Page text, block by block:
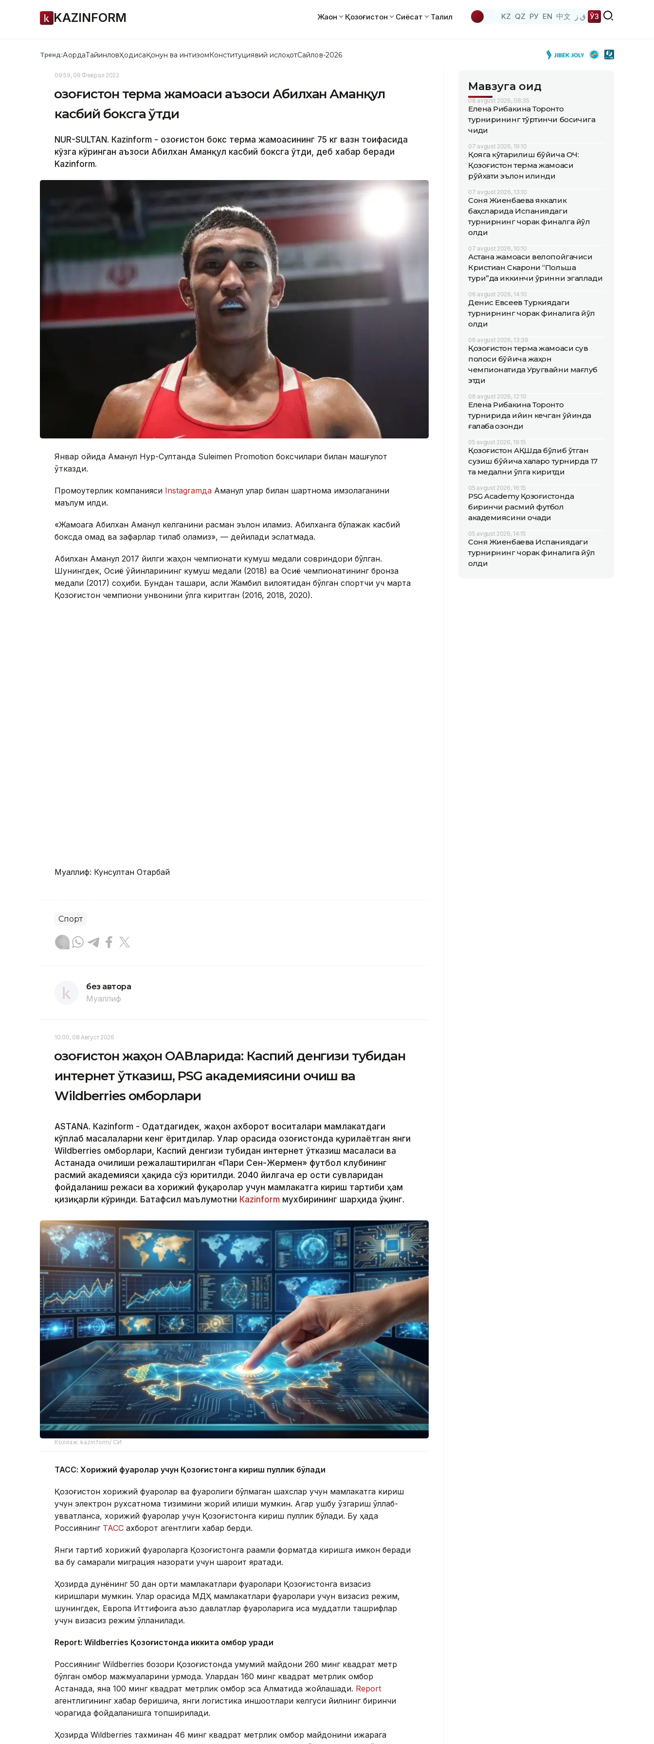
KAZINFORM Жаҳон Қозоғистон Сиёсат Таҳлил KZ QZ РУ EN 中文 ق ز ЎЗ
Тренд:АқордаТайинловҲодисаҚонун ва интизомКонституциявий ислоҳотСайлов-2026
09:59, 09 Феврал 2022
Қозоғистон терма жамоаси аъзоси Абилхан Аманқул
касбий боксга ўтди
NUR-SULTAN. Кazinform - Қозоғистон бокс терма жамоасининг 75 кг вазн тоифасида
кўзга кўринган аъзоси Абилхан Аманқул касбий боксга ўтди, деб хабар беради
Kazinform.
Январ ойида Аманқул Нур-Султанда Suleimen Promotion боксчилари билан машғулот
ўтказди.
Промоутерлик компанияси Instagramда Аманқул улар билан шартнома имзолаганини
маълум қилди.
«Жамоага Абилхан Аманқул келганини расман эълон қиламиз. Абилханга бўлажак касбий
боксда омад ва зафарлар тилаб қоламиз», — дейилади эслатмада.
Абилхан Аманқул 2017 йилги жаҳон чемпионати кумуш медали совриндори бўлган.
Шунингдек, Осиё ўйинларининг кумуш медали (2018) ва Осиё чемпионатининг бронза
медали (2017) соҳиби. Бундан ташқари, асли Жамбил вилоятидан бўлган спортчи уч марта
Қозоғистон чемпиони унвонини қўлга киритган (2016, 2018, 2020).
Муаллиф: Кунсултан Отарбай
Спорт
без автора
Муаллиф
10:00, 08 Август 2026
Қозоғистон жаҳон ОАВларида: Каспий денгизи тубидан
интернет ўтказиш, PSG академиясини очиш ва
Wildberries омборлари
ASTANА. Кazinform - Одатдагидек, жаҳон ахборот воситалари мамлакатдаги
кўплаб масалаларни кенг ёритдилар. Улар орасида Қозоғистонда қурилаётган янги
Wildberries омборлари, Каспий денгизи тубидан интернет ўтказиш масаласи ва
Астанада очилиши режалаштирилган «Пари Сен-Жермен» футбол клубининг
расмий академияси ҳақида сўз юритилди. 2040 йилгача ер ости сувларидан
фойдаланиш режаси ва хорижий фуқаролар учун мамлакатга кириш тартиби ҳам
қизиқарли кўринди. Батафсил маълумотни Кazinform мухбирининг шарҳида ўқинг.
Коллаж: kazinform/ СИ
ТАСС: Хорижий фуқаролар учун Қозоғистонга кириш пуллик бўлади
Қозоғистон хорижий фуқаролар ва фуқаролиги бўлмаган шахслар учун мамлакатга кириш
учун электрон рухсатнома тизимини жорий қилиши мумкин. Агар ушбу ўзгариш қўллаб-
қувватланса, хорижий фуқаролар учун Қозоғистонга кириш пуллик бўлади. Бу ҳақда
Россиянинг ТАСС ахборот агентлиги хабар берди.
Янги тартиб хорижий фуқароларга Қозоғистонга рақамли форматда киришга имкон беради
ва бу самарали миграция назорати учун шароит яратади.
Ҳозирда дунёнинг 50 дан ортиқ мамлакатлари фуқаролари Қозоғистонга визасиз
киришлари мумкин. Улар орасида МДҲ мамлакатлари фуқаролари учун визасиз режим,
шунингдек, Европа Иттифоқига аъзо давлатлар фуқароларига қисқа муддатли ташрифлар
учун визасиз режим қўлланилади.
Report: Wildberries Қозоғистонда иккита омбор қуради
Россиянинг Wildberries бозори Қозоғистонда умумий майдони 260 минг квадрат метр
бўлган омбор мажмуаларини қурмоқда. Улардан 160 минг квадрат метрлик омбор
Астанада, яна 100 минг квадрат метрлик омбор эса Алматида жойлашади. Report
агентлигининг хабар беришича, янги логистика иншоотлари келгуси йилнинг биринчи
чорагида фойдаланишга топширилади.
Ҳозирда Wildberries тахминан 46 минг квадрат метрлик омбор майдонини ижарага
Мавзуга оид
08 avgust 2026, 08:35
Елена Рибакина Торонто
турнирининг тўртинчи босқичига
чиқди
07 avgust 2026, 19:10
Қояга кўтарилиш бўйича ОЧ:
Қозоғистон терма жамоаси
рўйхати эълон қилинди
07 avgust 2026, 13:10
Соня Жиенбаева яккалик
баҳсларида Испаниядаги
турнирнинг чорак финалга йўл
олди
07 avgust 2026, 10:10
Астана жамоаси велопойгачиси
Кристиан Скарони “Польша
тури”да иккинчи ўринни эгаллади
06 avgust 2026, 14:10
Денис Евсеев Туркиядаги
турнирнинг чорак финалига йўл
олди
06 avgust 2026, 13:39
Қозоғистон терма жамоаси сув
полоси бўйича жаҳон
чемпионатида Уругвайни мағлуб
этди
06 avgust 2026, 12:10
Елена Рибакина Торонто
турнирида қийин кечган ўйинда
ғалаба қозонди
05 avgust 2026, 19:15
Қозоғистон АҚШда бўлиб ўтган
сузиш бўйича халқаро турнирда 17
та медални қўлга киритди
05 avgust 2026, 16:15
PSG Academy Қозоғистонда
биринчи расмий футбол
академиясини очади
05 avgust 2026, 14:15
Соня Жиенбаева Испаниядаги
турнирнинг чорак финалига йўл
олди